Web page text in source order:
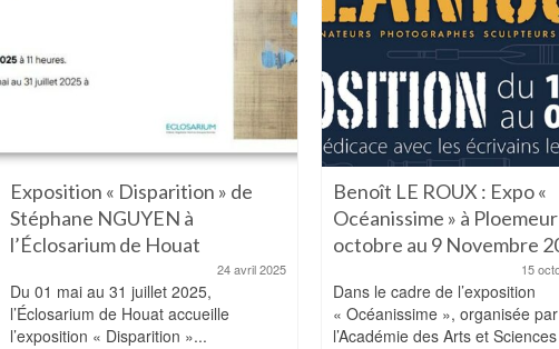
Exposition « Disparition » de
Stéphane NGUYEN à
l’Éclosarium de Houat
24 avril 2025
Du 01 mai au 31 juillet 2025,
l’Éclosarium de Houat accueille
l’exposition « Disparition »...
Benoît LE ROUX : Expo «
Océanissime » à
octobre au 9 Novembre
15
Dans le cadre de l’exposition
« Océanissime », organisée par
l’Académie des Arts et